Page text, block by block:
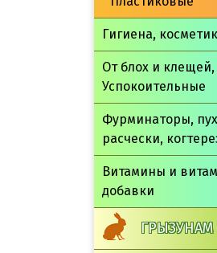
Гигиена,
От блох и клещей,
Успокоительные
Фурминаторы,
расчески,
Витамины и
добавки
ГРЫЗУНАМ